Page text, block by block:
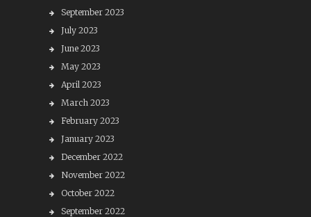
September 2023
July 2023
June 2023
May 2023
April 2023
March 2023
February 2023
January 2023
December 2022
November 2022
October 2022
September 2022